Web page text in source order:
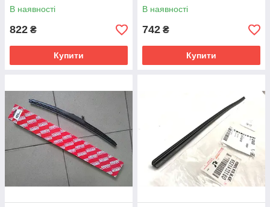
В наявності
822 ₴
Купити
В наявності
742 ₴
Купити